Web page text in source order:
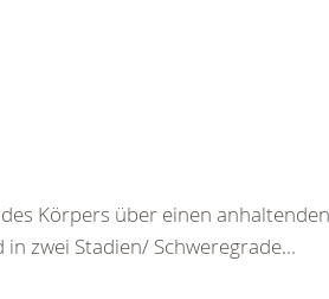
Körpers über einen
zwei Stadien/ Schweregrade...